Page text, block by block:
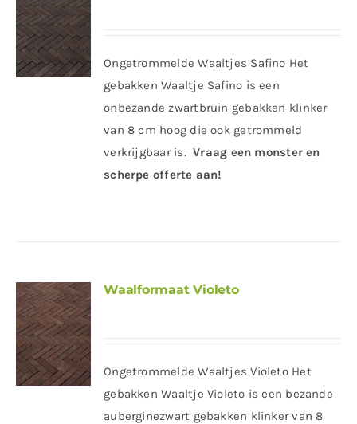
Ongetrommelde Waaltjes Safino Het
gebakken Waaltje Safino is een
onbezande zwartbruin gebakken klinker
van 8 cm hoog die ook getrommeld
verkrijgbaar is. Vraag een monster en
scherpe offerte aan!
Waalformaat Violeto
Ongetrommelde Waaltjes Violeto Het
gebakken Waaltje Violeto is een bezande
auberginezwart gebakken klinker van 8